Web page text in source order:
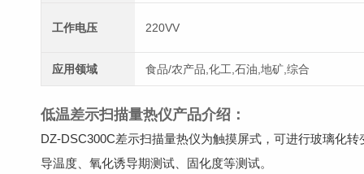
工作电压 220VV
应用领域 食品/农产品,化工,石油,地矿,综合
低温差示扫描量热仪产品介绍：
DZ-DSC300C差示扫描量热仪为触摸屏式，可进行玻璃化
导温度、氧化诱导期测试、固化度等测试。